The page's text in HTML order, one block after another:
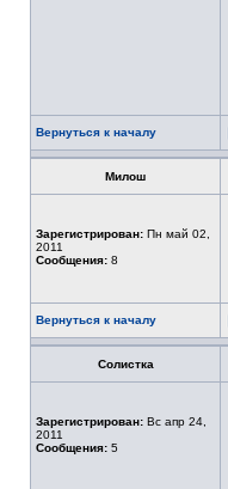
Вернуться к началу
Милош
Зарегистрирован: Пн май 02,
2011
Сообщения: 8
Вернуться к началу
Солистка
Зарегистрирован: Вс апр 24,
2011
Сообщения: 5